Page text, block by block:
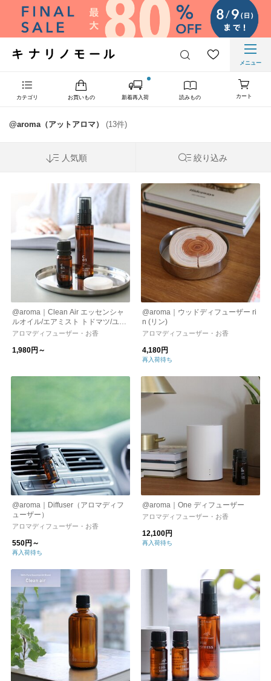
メニュー
カテゴリ お買いもの 新着再入荷 読みもの カート
@aroma（アットアロマ） (13件)
人気順 絞り込み
@aroma｜Clean Air エッセンシャ
ルオイル/エアミスト トドマツ/ユー
カリ/ミント/花粉対策/ウイルス除去
アロマディフューザー・お香
1,980円～
@aroma｜ウッドディフューザー ri
n (リン)
アロマディフューザー・お香
4,180円
再入荷待ち
@aroma｜Diffuser（アロマディフ
ューザー）
アロマディフューザー・お香
550円～
再入荷待ち
@aroma｜One ディフューザー
アロマディフューザー・お香
12,100円
再入荷待ち